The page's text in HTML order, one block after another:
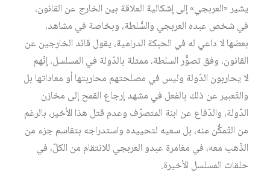
يشير «العربجي» إلى إشكالية العلاقة بين الخارج عن القانون،
في شخص عبده العربجي والسُّلطة، وبخاصة في مشاهد،
بعضها لا داعي له في الحبكة الدرامية، يقول قائد الخارجين عن
القانون، وفق تصوُّر السلطة، ممثلة بالدّولة في المسلسل، إنّهم
لا يحاربون الدّولة وليس في مصلحتهم محاربتها أو معاداتها بل
والتّعبير عن ذلك بالفعل في مشهد إرجاع القمح إلى مخازن
الدّولة، والدّفاع عن ابنة المتصرّف وعدم قتل هذا الأخير، بالرغم
من التّمكُّن منه، بل سعيه لتحييده واستدراجه بتقاسم جزء من
الذّهب معه، في مغامرة عبدو العربجي للانتقام من الكلّ، في
حلقات المسلسل الأخيرة.